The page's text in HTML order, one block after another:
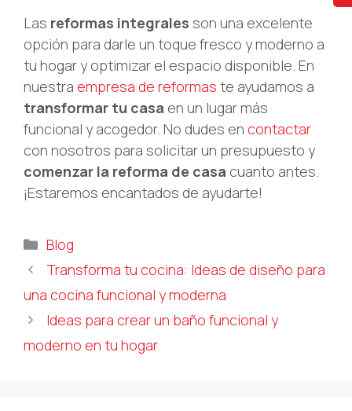
Las reformas integrales son una excelente
opción para darle un toque fresco y moderno a
tu hogar y optimizar el espacio disponible. En
nuestra empresa de reformas te ayudamos a
transformar tu casa en un lugar más
funcional y acogedor. No dudes en contactar
con nosotros para solicitar un presupuesto y
comenzar la reforma de casa cuanto antes.
¡Estaremos encantados de ayudarte!
Categorías
Blog
Transforma tu cocina: Ideas de diseño para
una cocina funcional y moderna
Ideas para crear un baño funcional y
moderno en tu hogar